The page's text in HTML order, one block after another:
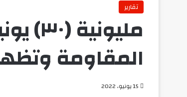
تقارير
المقاومة
15 يونيو، 2022